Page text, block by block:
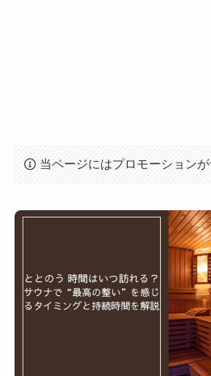
当ページにはプロモーション